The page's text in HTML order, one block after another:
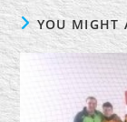
YOU MIGHT